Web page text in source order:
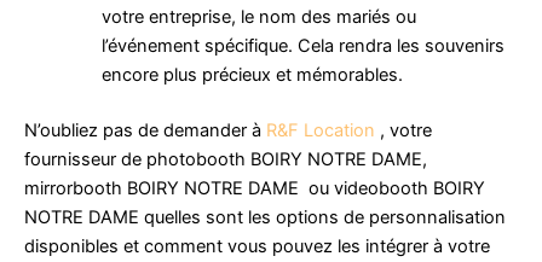
votre entreprise, le nom des mariés ou
l’événement spécifique. Cela rendra les souvenirs
encore plus précieux et mémorables.
N’oubliez pas de demander à R&F Location , votre
fournisseur de photobooth BOIRY NOTRE DAME,
mirrorbooth BOIRY NOTRE DAME ou videobooth BOIRY
NOTRE DAME quelles sont les options de personnalisation
disponibles et comment vous pouvez les intégrer à votre